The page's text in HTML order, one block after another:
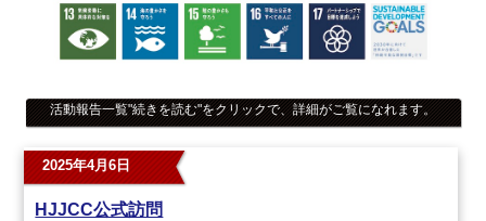
活動報告一覧"続きを読む"をクリックで、詳細がご覧になれます。
2025年4月6日
HJJCC公式訪問